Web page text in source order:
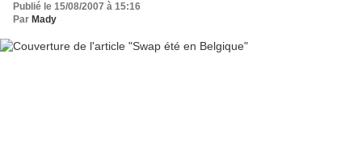
Publié le 15/08/2007 à 15:16
Par Mady